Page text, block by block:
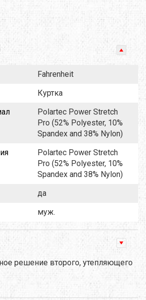
Fahrenheit
Куртка
Polartec Power Stretch
Pro (52% Polyester, 10%
Spandex and 38% Nylon)
Polartec Power Stretch
Pro (52% Polyester, 10%
Spandex and 38% Nylon)
да
муж.
решение второго, утепляющего